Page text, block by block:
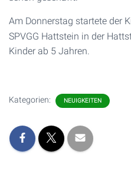
Am Donnerstag startete der
SPVGG Hattstein in der
Kinder ab 5 Jahren.
Kategorien: NEUIGKEITEN